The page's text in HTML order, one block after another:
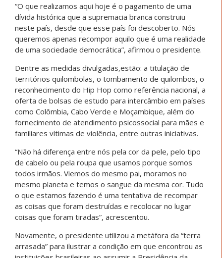
“O que realizamos aqui hoje é o pagamento de uma
dívida histórica que a supremacia branca construiu
neste país, desde que esse país foi descoberto. Nós
queremos apenas recompor aquilo que é uma realidade
de uma sociedade democrática”, afirmou o presidente.
Dentre as medidas divulgadas,estão: a titulação de
territórios quilombolas, o tombamento de quilombos, o
reconhecimento do Hip Hop como referência nacional, a
oferta de bolsas de estudo para intercâmbio em países
como Colômbia, Cabo Verde e Moçambique, além do
fornecimento de atendimento psicossocial para mães e
familiares vítimas de violência, entre outras iniciativas.
“Não há diferença entre nós pela cor da pele, pelo tipo
de cabelo ou pela roupa que usamos porque somos
todos irmãos. Viemos do mesmo pai, moramos no
mesmo planeta e temos o sangue da mesma cor. Tudo
o que estamos fazendo é uma tentativa de recompar
as coisas que foram destruídas e recolocar no lugar
coisas que foram tiradas”, acrescentou.
Novamente, o presidente utilizou a metáfora da “terra
arrasada” para ilustrar a condição em que encontrou as